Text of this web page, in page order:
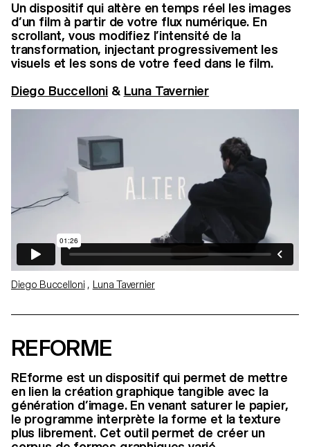
Un dispositif qui altère en temps réel les images
d’un film à partir de votre flux numérique. En
scrollant, vous modifiez l’intensité de la
transformation, injectant progressivement les
visuels et les sons de votre feed dans le film.
Diego Buccelloni & Luna Tavernier
Diego Buccelloni , Luna Tavernier
REFORME
REforme est un dispositif qui permet de mettre
en lien la création graphique tangible avec la
génération d’image. En venant saturer le papier,
le programme interprète la forme et la texture
plus librement. Cet outil permet de créer un